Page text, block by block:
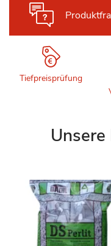
Tiefpreisprüfung